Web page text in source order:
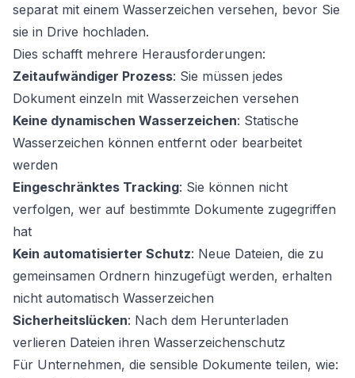
separat mit einem Wasserzeichen versehen, bevor Sie
sie in Drive hochladen.
Dies schafft mehrere Herausforderungen:
Zeitaufwändiger Prozess: Sie müssen jedes
Dokument einzeln mit Wasserzeichen versehen
Keine dynamischen Wasserzeichen: Statische
Wasserzeichen können entfernt oder bearbeitet
werden
Eingeschränktes Tracking: Sie können nicht
verfolgen, wer auf bestimmte Dokumente zugegriffen
hat
Kein automatisierter Schutz: Neue Dateien, die zu
gemeinsamen Ordnern hinzugefügt werden, erhalten
nicht automatisch Wasserzeichen
Sicherheitslücken: Nach dem Herunterladen
verlieren Dateien ihren Wasserzeichenschutz
Für Unternehmen, die sensible Dokumente teilen, wie: